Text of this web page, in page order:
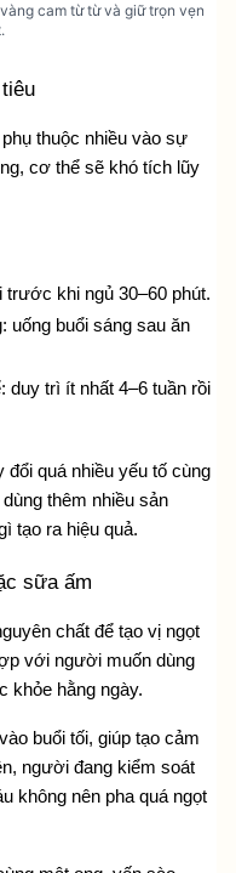
cam từ từ và giữ trọn vẹn
thuộc nhiều vào sự
cơ thể sẽ khó tích lũy
trước khi ngủ 30–60 phút.
uống buổi sáng sau ăn
duy trì ít nhất 4–6 tuần rồi
đổi quá nhiều yếu tố cùng
thêm nhiều sản
tạo ra hiệu quả.
sữa ấm
chất để tạo vị ngọt
với người muốn dùng
khỏe hằng ngày.
buổi tối, giúp tạo cảm
người đang kiểm soát
không nên pha quá ngọt